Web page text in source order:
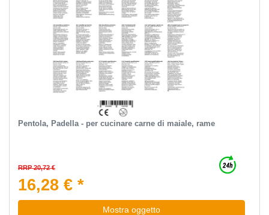
Pentola, Padella - per cucinare carne di maiale, rame
RRP 20,72 €
16,28 € *
Mostra oggetto